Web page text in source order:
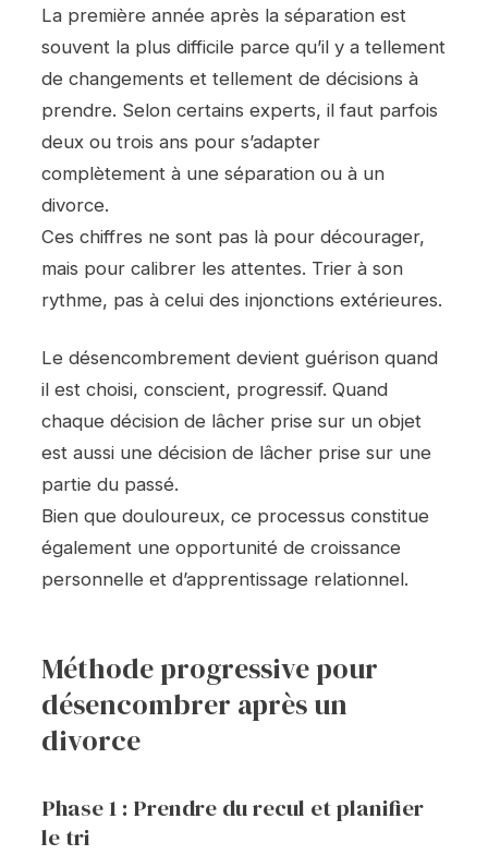
La première année après la séparation est
souvent la plus difficile parce qu’il y a tellement
de changements et tellement de décisions à
prendre. Selon certains experts, il faut parfois
deux ou trois ans pour s’adapter
complètement à une séparation ou à un
divorce.
Ces chiffres ne sont pas là pour décourager,
mais pour calibrer les attentes. Trier à son
rythme, pas à celui des injonctions extérieures.
Le désencombrement devient guérison quand
il est choisi, conscient, progressif. Quand
chaque décision de lâcher prise sur un objet
est aussi une décision de lâcher prise sur une
partie du passé.
Bien que douloureux, ce processus constitue
également une opportunité de croissance
personnelle et d’apprentissage relationnel.
Méthode progressive pour
désencombrer après un
divorce
Phase 1 : Prendre du recul et planifier
le tri